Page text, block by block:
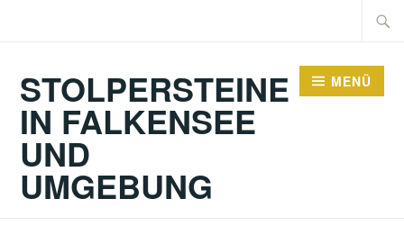
Suche
STOLPERSTEINE
IN FALKENSEE
UND
UMGEBUNG
MENÜ